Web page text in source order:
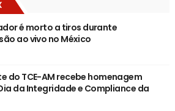
é morto a tiros durante
ao vivo no México
do TCE-AM recebe homenagem
da Integridade e Compliance da